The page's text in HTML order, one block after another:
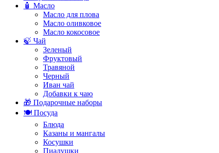
🧴 Масло
Масло для плова
Масло оливковое
Масло кокосовое
🍃 Чай
Зеленый
Фруктовый
Травяной
Черный
Иван чай
Добавки к чаю
🎁 Подарочные наборы
🍽️ Посуда
Блюда
Казаны и мангалы
Косушки
Пиалушки